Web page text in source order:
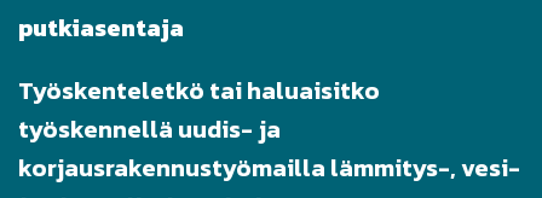
putkiasentaja
Työskenteletkö tai haluaisitko
työskennellä uudis- ja
korjausrakennustyömailla lämmitys-, vesi-